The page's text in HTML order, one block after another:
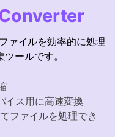
換
New
Hot
ール
ァイルを効率的に処理
ールです。
イス用に高速変換
ファイルを処理でき